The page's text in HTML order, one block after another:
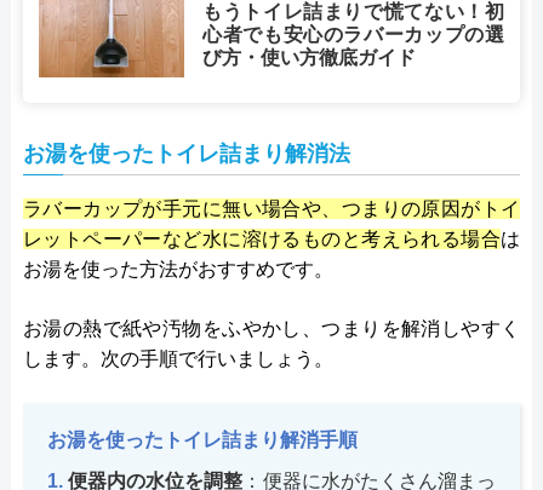
もうトイレ詰まりで慌てない！初
心者でも安心のラバーカップの選
び方・使い方徹底ガイド
お湯を使ったトイレ詰まり解消法
ラバーカップが手元に無い場合や、つまりの原因がトイ
レットペーパーなど水に溶けるものと考えられる場合は
お湯を使った方法がおすすめです。
お湯の熱で紙や汚物をふやかし、つまりを解消しやすく
します。次の手順で行いましょう。
お湯を使ったトイレ詰まり解消手順
便器内の水位を調整 ：便器に水がたくさん溜まっ